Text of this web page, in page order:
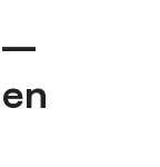
–